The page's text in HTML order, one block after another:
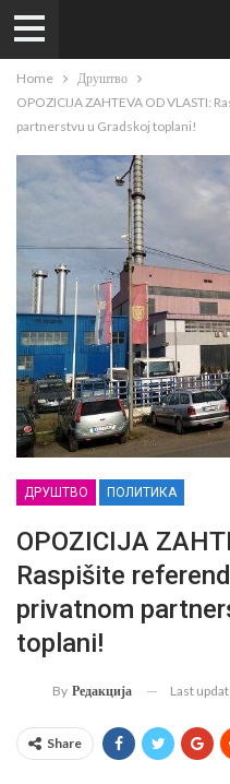
Home
Друштво
OPOZICIJA ZAHTEVA OD VLASTI:
partnerstvu u Gradskoj toplani!
ДРУШТВО ПОЛИТИКА
OPOZICIJA
Raspišite
privatnom
toplani!
By Редакција Last
Share